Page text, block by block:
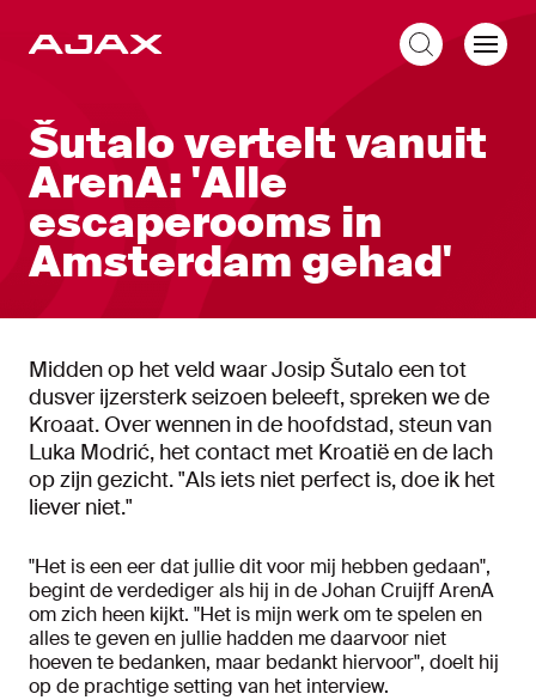
Šutalo vertelt vanuit
ArenA: 'Alle
escaperooms in
Amsterdam gehad'
Midden op het veld waar Josip Šutalo een tot
dusver ijzersterk seizoen beleeft, spreken we de
Kroaat. Over wennen in de hoofdstad, steun van
Luka Modrić, het contact met Kroatië en de lach
op zijn gezicht. "Als iets niet perfect is, doe ik het
liever niet."
"Het is een eer dat jullie dit voor mij hebben gedaan",
begint de verdediger als hij in de Johan Cruijff ArenA
om zich heen kijkt. "Het is mijn werk om te spelen en
alles te geven en jullie hadden me daarvoor niet
hoeven te bedanken, maar bedankt hiervoor", doelt hij
op de prachtige setting van het interview.